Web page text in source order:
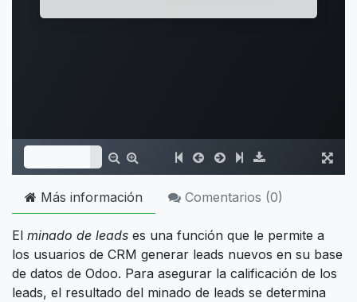
Más información Comentarios (0)
El minado de leads es una función que le permite a
los usuarios de CRM generar leads nuevos en su base
de datos de Odoo. Para asegurar la calificación de los
leads, el resultado del minado de leads se determina